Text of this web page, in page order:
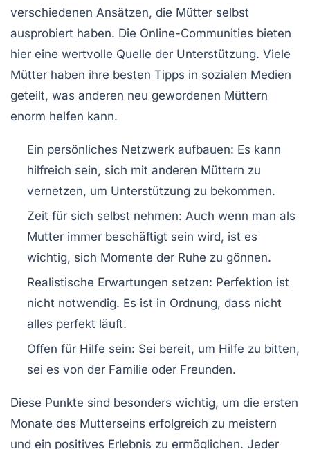
verschiedenen Ansätzen, die Mütter selbst
ausprobiert haben. Die Online-Communities bieten
hier eine wertvolle Quelle der Unterstützung. Viele
Mütter haben ihre besten Tipps in sozialen Medien
geteilt, was anderen neu gewordenen Müttern
enorm helfen kann.
Ein persönliches Netzwerk aufbauen: Es kann
hilfreich sein, sich mit anderen Müttern zu
vernetzen, um Unterstützung zu bekommen.
Zeit für sich selbst nehmen: Auch wenn man als
Mutter immer beschäftigt sein wird, ist es
wichtig, sich Momente der Ruhe zu gönnen.
Realistische Erwartungen setzen: Perfektion ist
nicht notwendig. Es ist in Ordnung, dass nicht
alles perfekt läuft.
Offen für Hilfe sein: Sei bereit, um Hilfe zu bitten,
sei es von der Familie oder Freunden.
Diese Punkte sind besonders wichtig, um die ersten
Monate des Mutterseins erfolgreich zu meistern
und ein positives Erlebnis zu ermöglichen. Jeder